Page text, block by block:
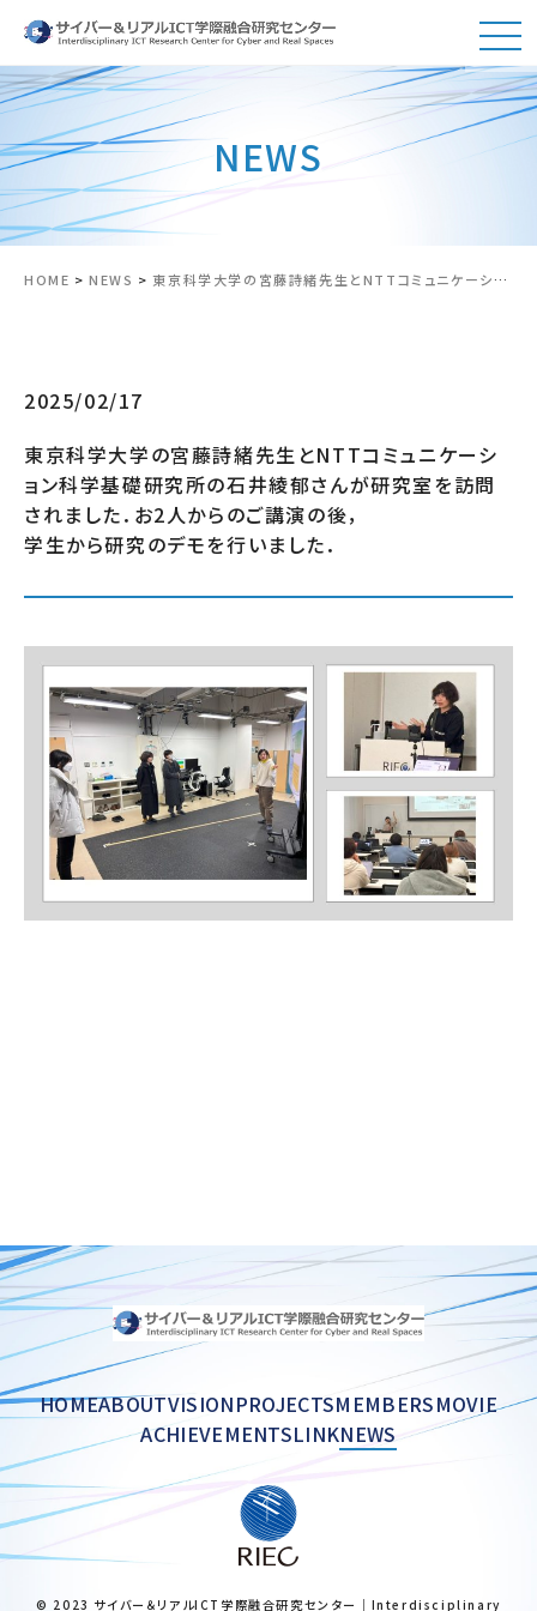
NEWS
HOME >NEWS >東京科学大学の宮藤詩緒先生とNTTコミュニケーション科学基礎研究所の石井綾郁さんが研究室を訪問されました．お2人からのご講演の後，学生から研究のデモを行いました．
2025/02/17
東京科学大学の宮藤詩緒先生とNTTコミュニケーシ
ョン科学基礎研究所の石井綾郁さんが研究室を訪問
されました．お2人からのご講演の後，
学生から研究のデモを行いました．
HOMEABOUTVISIONPROJECTSMEMBERSMOVIE
ACHIEVEMENTSLINKNEWS
© 2023 サイバー＆リアルICT学際融合研究センター｜Interdisciplinary